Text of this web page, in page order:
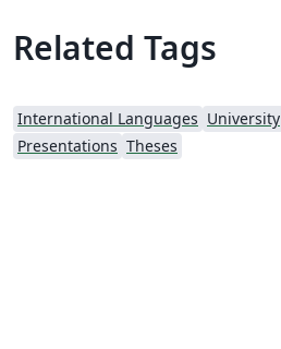
Related Tags
International Languages University
Presentations Theses